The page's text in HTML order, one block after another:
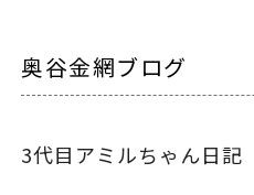
奥谷金網ブログ
3代目アミルちゃん日記